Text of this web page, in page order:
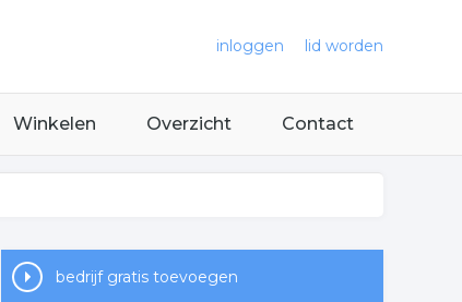
inloggen lid worden
Winkelen Overzicht Contact
bedrijf gratis toevoegen